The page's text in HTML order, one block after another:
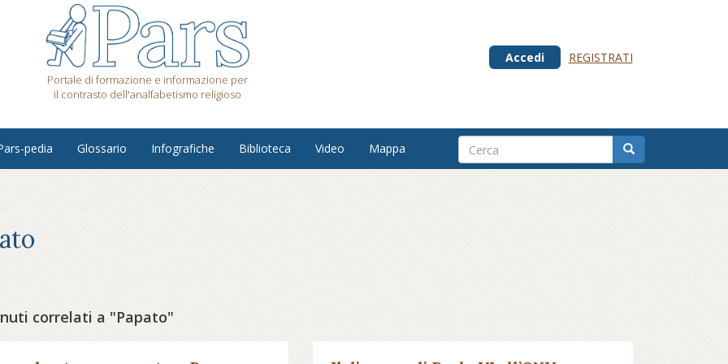
Portale di formazione e informazione per
il contrasto dell'analfabetismo religioso
Accedi REGISTRATI
pedia Glossario Infografiche Biblioteca Video Mappa
correlati a "Papato"